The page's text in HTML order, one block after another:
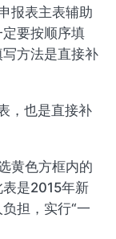
报表主表辅助
要按顺序填
方法是直接补
，也是直接补
黄色方框内的
是2015年新
担，实行“一